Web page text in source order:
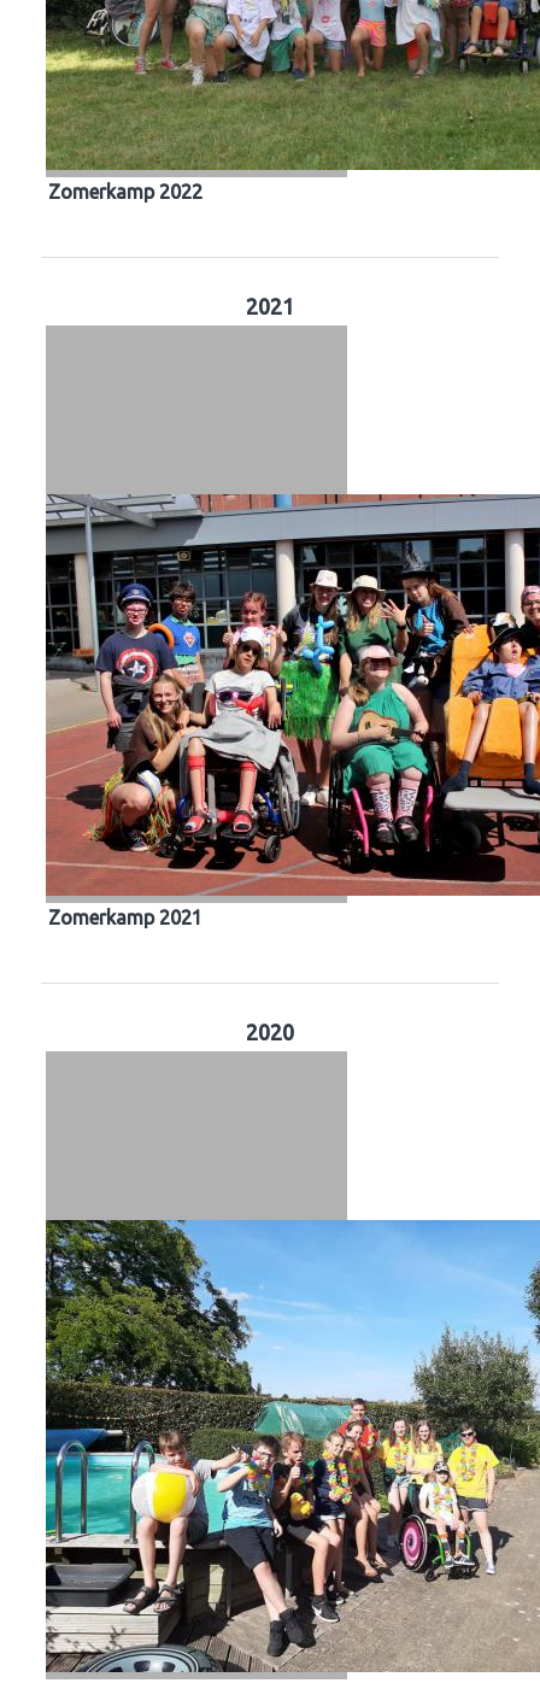
Zomerkamp 2022
2021
Zomerkamp 2021
2020